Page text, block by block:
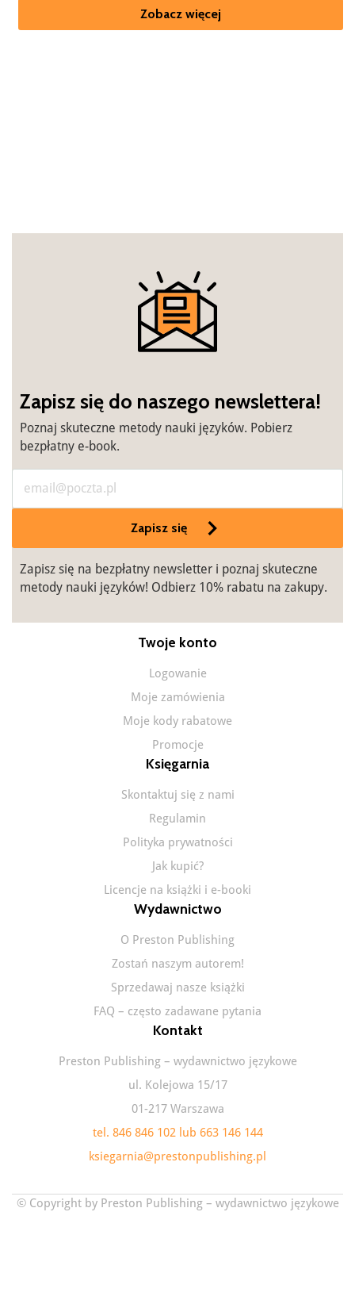
Zobacz więcej
Zapisz się do naszego newslettera!
Poznaj skuteczne metody nauki języków. Pobierz
bezpłatny e-book.
Zapisz się
Zapisz się na bezpłatny newsletter i poznaj skuteczne
metody nauki języków! Odbierz 10% rabatu na zakupy.
Twoje konto
Logowanie
Moje zamówienia
Moje kody rabatowe
Promocje
Księgarnia
Skontaktuj się z nami
Regulamin
Polityka prywatności
Jak kupić?
Licencje na książki i e-booki
Wydawnictwo
O Preston Publishing
Zostań naszym autorem!
Sprzedawaj nasze książki
FAQ – często zadawane pytania
Kontakt
Preston Publishing – wydawnictwo językowe
ul. Kolejowa 15/17
01-217 Warszawa
tel. 846 846 102 lub 663 146 144
ksiegarnia@prestonpublishing.pl
© Copyright by Preston Publishing – wydawnictwo językowe